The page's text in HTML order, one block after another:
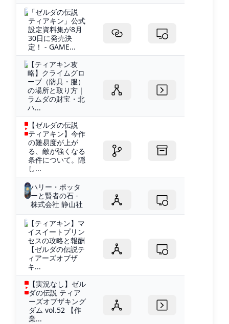
「ゼルダの伝説
ティアキン」公式
設定資料集が8月
30日に発売決
定！ - GAME...
【ティアキン攻
略】クライムグロ
ーブ（防具・服）
の場所と取り方｜
ラムダの財宝・北
ハ...
【ゼルダの伝説
ティアキン】今作
の難易度が上が
る、敵が強くなる
条件について。隠
し...
ハリー・ポッタ
ーと賢者の石 -
株式会社 静山社
【ティアキン】マ
イスイートプリン
セスの攻略と報酬
【ゼルダの伝説テ
ィアーズオブザ
キ...
【実況なし】ゼル
ダの伝説 ティア
ーズオブザキング
ダム vol.52 【作
業...